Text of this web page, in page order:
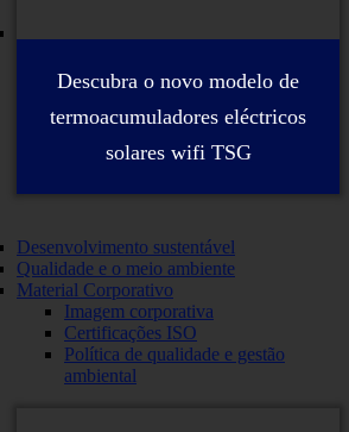
Descubra o novo modelo de
termoacumuladores eléctricos
solares wifi TSG
Desenvolvimento sustentável
Qualidade e o meio ambiente
Material Corporativo
Imagem corporativa
Certificações ISO
Política de qualidade e gestão
ambiental